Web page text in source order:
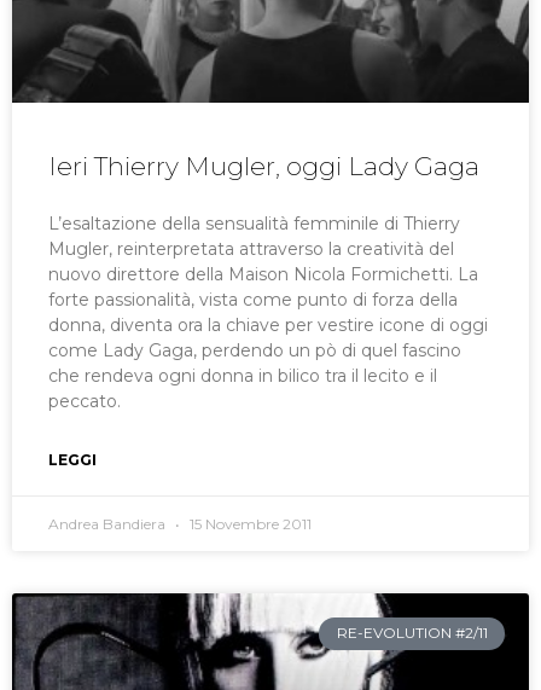
Ieri Thierry Mugler, oggi Lady Gaga
L’esaltazione della sensualità femminile di Thierry
Mugler, reinterpretata attraverso la creatività del
nuovo direttore della Maison Nicola Formichetti. La
forte passionalità, vista come punto di forza della
donna, diventa ora la chiave per vestire icone di oggi
come Lady Gaga, perdendo un pò di quel fascino
che rendeva ogni donna in bilico tra il lecito e il
peccato.
LEGGI
Andrea Bandiera 15 Novembre 2011
RE-EVOLUTION #2/11